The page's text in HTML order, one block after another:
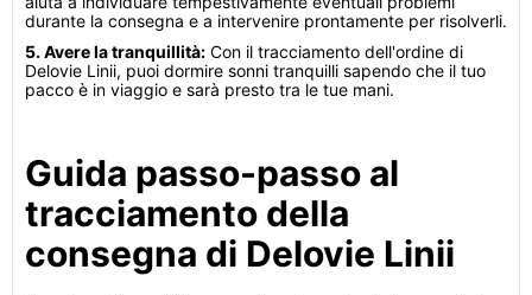
durante la consegna e a intervenire prontamente per risolverli.
5. Avere la tranquillità: Con il tracciamento dell'ordine di
Delovie Linii, puoi dormire sonni tranquilli sapendo che il tuo
pacco è in viaggio e sarà presto tra le tue mani.
Guida passo-passo al
tracciamento della
consegna di Delovie Linii